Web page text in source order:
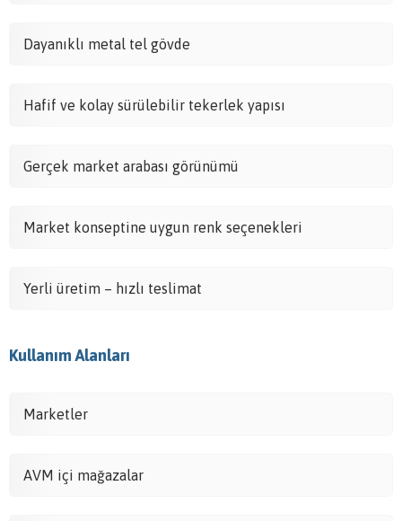
Dayanıklı metal tel gövde
Hafif ve kolay sürülebilir tekerlek yapısı
Gerçek market arabası görünümü
Market konseptine uygun renk seçenekleri
Yerli üretim – hızlı teslimat
Kullanım Alanları
Marketler
AVM içi mağazalar